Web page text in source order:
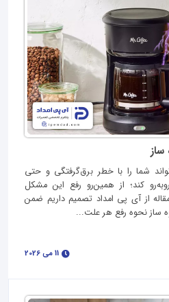
شما را با خطر برق‌گرفتگی و حتی
کند؛ از همین‌رو رفع این مشکل
از آی‌ پی امداد تصمیم داریم ضمن
ساز نحوه رفع هر علت...